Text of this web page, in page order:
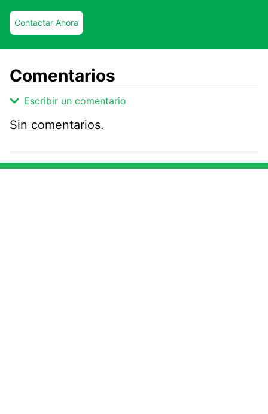
Contactar Ahora
Comentarios
Escribir un comentario
Sin comentarios.